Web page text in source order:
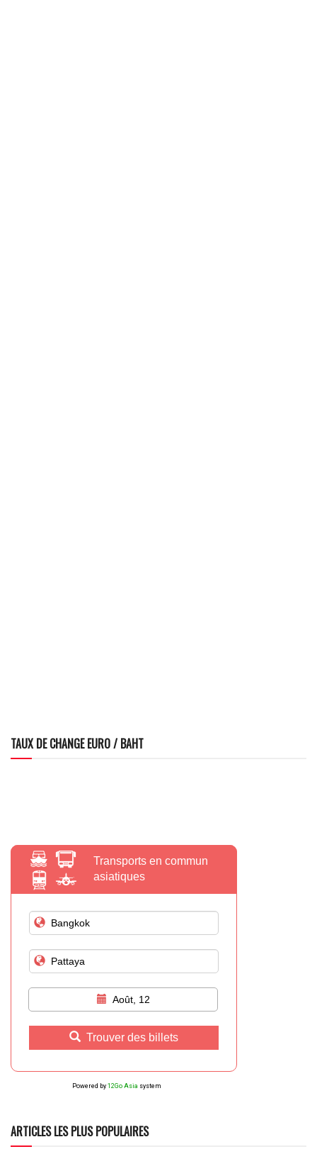
TAUX DE CHANGE EURO / BAHT
Transports en commun
asiatiques
Août, 12
Trouver des billets
Powered by 12Go Asia system
ARTICLES LES PLUS POPULAIRES